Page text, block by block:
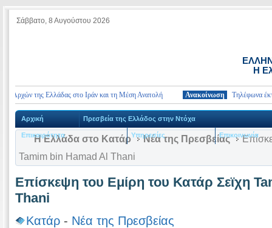
Σάββατο, 8 Αυγούστου 2026
Η
της Ελλάδας στο Ιράν και τη Μέση Ανατολή Ανακοίνωση Τηλέφωνα
Αρχική Πρεσβεία της Ελλάδος στην Ντόχα
Επικαιρότητα Υπηρεσίες Επικοινωνία
Η Ελλάδα στο Κατάρ Νέα της Πρεσβείας
Tamim bin Hamad Al Thani
Επίσκεψη του Εμίρη του Κατάρ Σεϊχη
Thani
Κατάρ - Νέα της Πρεσβείας